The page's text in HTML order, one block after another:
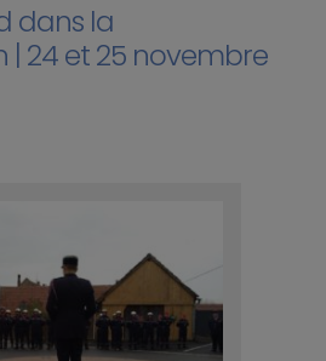
dans la
| 24 et 25 novembre